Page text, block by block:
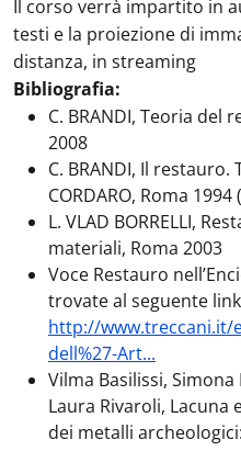
Il corso verrà impartito in
testi e la proiezione di
distanza, in streaming
Bibliografia:
C. BRANDI, Teoria del
2008
C. BRANDI, Il
CORDARO, Roma
L. VLAD BORRELLI,
materiali, Roma 2003
Voce Restauro
trovate al seguente
http://www.treccani.it/
dell%27-Art...
Vilma Basilissi,
Laura Rivaroli,
dei metalli